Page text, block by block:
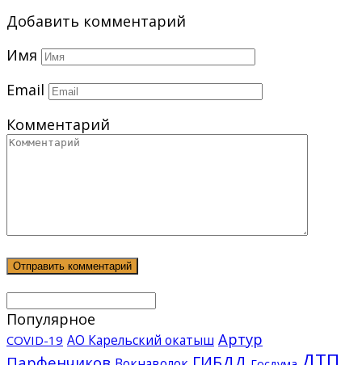
Добавить комментарий
Имя
Email
Комментарий
Популярное
COVID-19 АО Карельский окатыш Артур